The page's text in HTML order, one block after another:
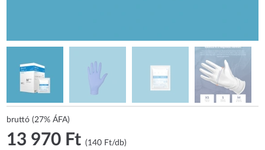
bruttó (27% ÁFA)
13 970 Ft(140 Ft/db)